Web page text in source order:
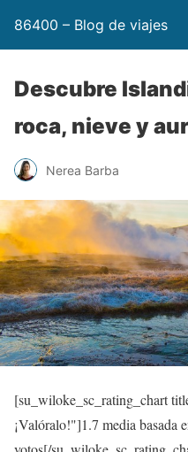
86400 – Blog de viajes
Descubre
roca, nieve y
Nerea Barba
[su_wiloke_sc_rating_chart
¡Valóralo!"]1.7 media basada